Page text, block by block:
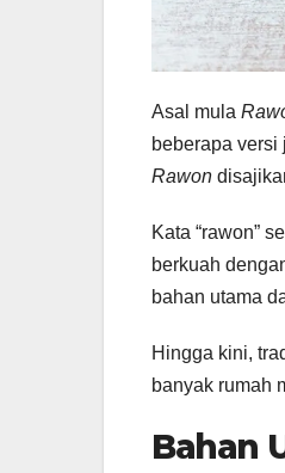
Asal mula
beberapa
Rawon
Kata “rawon”
berkuah
bahan utama
Hingga kini,
banyak rumah
Bahan